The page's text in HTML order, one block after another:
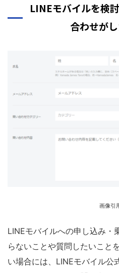
LINEモバイルを検
合わせが
画像引
LINEモバイルへの申し込み・
らないことや質問したいこと
い場合には、LINEモバイル公